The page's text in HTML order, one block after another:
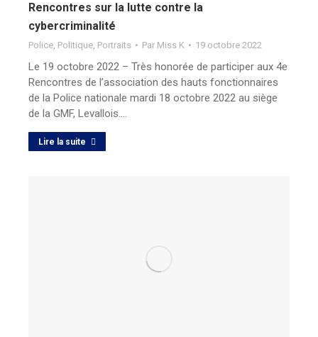
Rencontres sur la lutte contre la
cybercriminalité
Police, Politique, Portraits Par Miss K 19 octobre 2022
Le 19 octobre 2022 – Très honorée de participer aux 4e
Rencontres de l’association des hauts fonctionnaires
de la Police nationale mardi 18 octobre 2022 au siège
de la GMF, Levallois.…
Lire la suite